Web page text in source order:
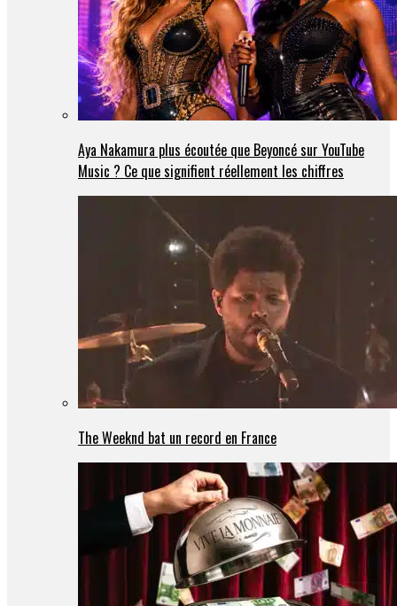
Aya Nakamura plus écoutée que Beyoncé sur YouTube
Music ? Ce que signifient réellement les chiffres
The Weeknd bat un record en France